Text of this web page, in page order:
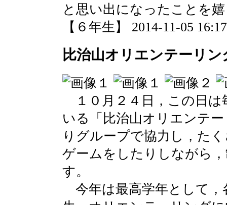
と思い出になったことを
【６年生】 2014-11-05
比治山オリエンテーリン
１０月２４日，この日は
いる「比治山オリエンテ
りグループで協力し，た
ゲームをしたりしながら
す。
今年は最高学年として，